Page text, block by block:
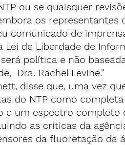
ou se quaisquer
os representantes
comunicado de
Lei de Liberdade de
política e não
Dra. Rachel Levine."
disse que, uma vez
do NTP como
e um espectro completo
as críticas da
da fluoretação da